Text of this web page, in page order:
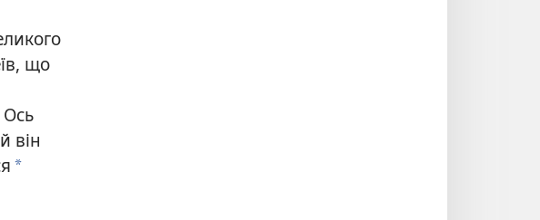
що
Ось
він
*